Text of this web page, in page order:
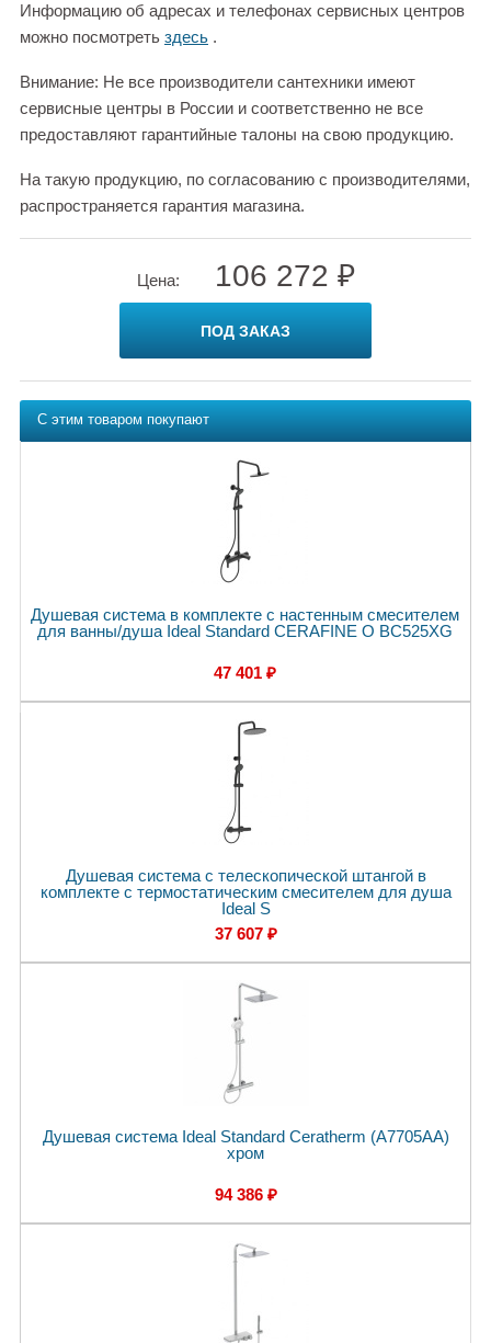
Информацию об адресах и телефонах сервисных центров
можно посмотреть здесь .
Внимание: Не все производители сантехники имеют
сервисные центры в России и соответственно не все
предоставляют гарантийные талоны на свою продукцию.
На такую продукцию, по согласованию с производителями,
распространяется гарантия магазина.
Цена: 106 272 ₽
ПОД ЗАКАЗ
С этим товаром покупают
Душевая система в комплекте с настенным смесителем
для ванны/душа Ideal Standard CERAFINE O BC525XG
47 401 ₽
Душевая система с телескопической штангой в
комплекте с термостатическим смесителем для душа
Ideal S
37 607 ₽
Душевая система Ideal Standard Ceratherm (A7705AA)
хром
94 386 ₽